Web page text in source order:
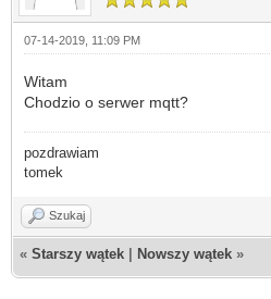
07-14-2019, 11:09 PM
Witam
Chodzio o serwer mqtt?
pozdrawiam
tomek
Szukaj
« Starszy wątek Nowszy wątek »